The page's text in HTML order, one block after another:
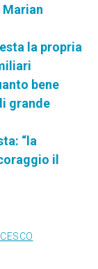
Marian
la propria
bene
grande
“la
il